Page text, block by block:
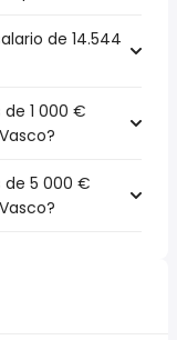
de 14.544
1 000 €
de 5 000 €